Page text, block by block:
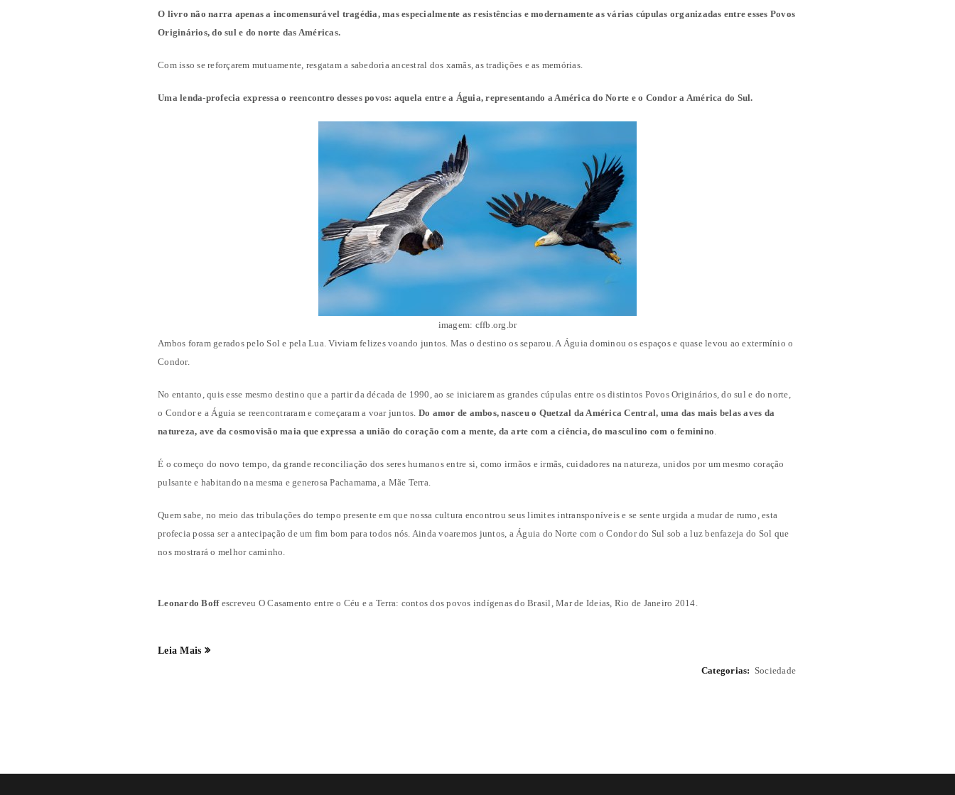
O livro não narra apenas a incomensurável tragédia, mas especialmente as resistências e modernamente as várias cúpulas organizadas entre esses Povos
Originários, do sul e do norte das Américas.
Com isso se reforçarem mutuamente, resgatam a sabedoria ancestral dos xamãs, as tradições e as memórias.
Uma lenda-profecia expressa o reencontro desses povos: aquela entre a Águia, representando a América do Norte e o Condor a América do Sul.
imagem: cffb.org.br
Ambos foram gerados pelo Sol e pela Lua. Viviam felizes voando juntos. Mas o destino os separou. A Águia dominou os espaços e quase levou ao extermínio o
Condor.
No entanto, quis esse mesmo destino que a partir da década de 1990, ao se iniciarem as grandes cúpulas entre os distintos Povos Originários, do sul e do norte,
o Condor e a Águia se reencontraram e começaram a voar juntos. Do amor de ambos, nasceu o Quetzal da América Central, uma das mais belas aves da
natureza, ave da cosmovisão maia que expressa a união do coração com a mente, da arte com a ciência, do masculino com o feminino.
É o começo do novo tempo, da grande reconciliação dos seres humanos entre si, como irmãos e irmãs, cuidadores na natureza, unidos por um mesmo coração
pulsante e habitando na mesma e generosa Pachamama, a Mãe Terra.
Quem sabe, no meio das tribulações do tempo presente em que nossa cultura encontrou seus limites intransponíveis e se sente urgida a mudar de rumo, esta
profecia possa ser a antecipação de um fim bom para todos nós. Ainda voaremos juntos, a Águia do Norte com o Condor do Sul sob a luz benfazeja do Sol que
nos mostrará o melhor caminho.
Leonardo Boff escreveu O Casamento entre o Céu e a Terra: contos dos povos indígenas do Brasil, Mar de Ideias, Rio de Janeiro 2014.
Leia Mais
Categorias: Sociedade